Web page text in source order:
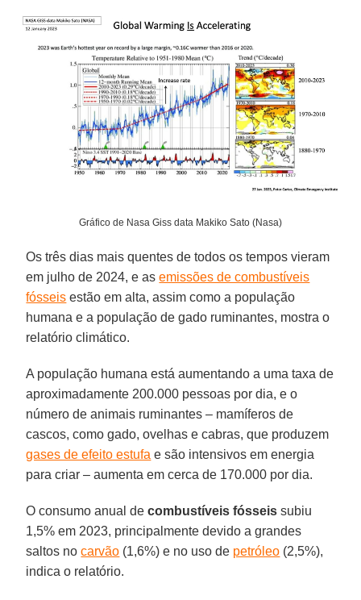
Gráfico de Nasa Giss data Makiko Sato (Nasa)
Os três dias mais quentes de todos os tempos vieram
em julho de 2024, e asemissões de combustíveis
fósseis estão em alta, assim como a população
humana e a população de gado ruminantes, mostra o
relatório climático.
A população humana está aumentando a uma taxa de
aproximadamente 200.000 pessoas por dia, e o
número de animais ruminantes – mamíferos de
cascos, como gado, ovelhas e cabras, que produzem
gases de efeito estufa e são intensivos em energia
para criar – aumenta em cerca de 170.000 por dia.
O consumo anual de combustíveis fósseis subiu
1,5% em 2023, principalmente devido a grandes
saltos nocarvão (1,6%) e no uso de petróleo (2,5%),
indica o relatório.